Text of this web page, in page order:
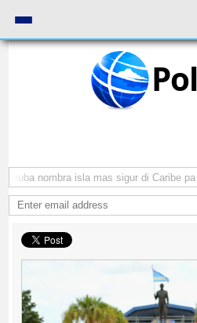
nombra isla mas sigur di Caribe pa